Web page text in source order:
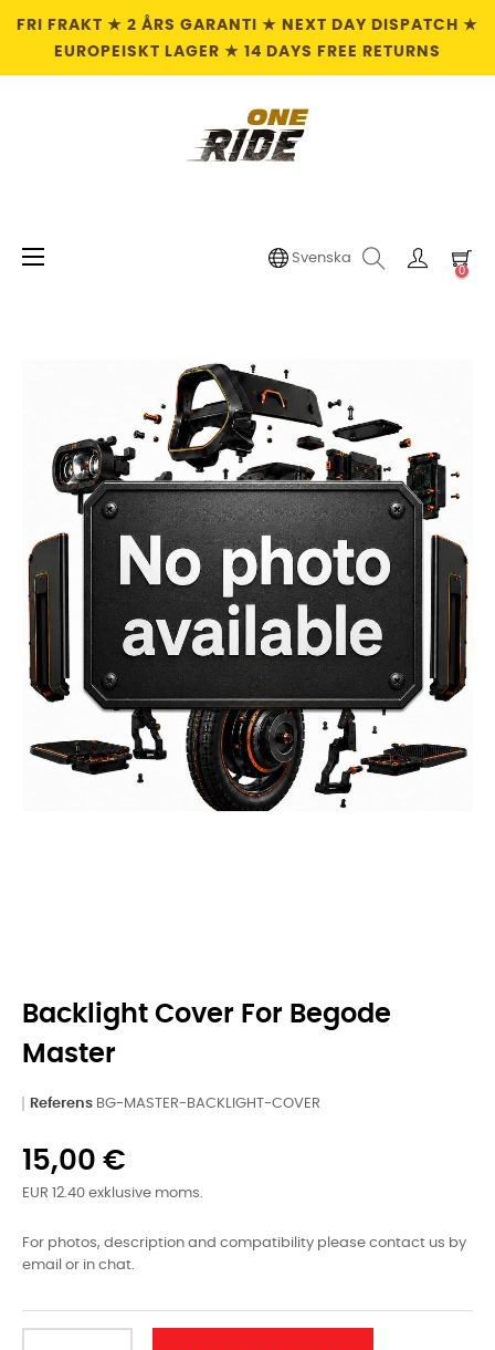
FRI FRAKT ★ 2 ÅRS GARANTI ★ NEXT DAY DISPATCH ★
EUROPEISKT LAGER ★ 14 DAYS FREE RETURNS
Växla
☰ Svenska
0
Backlight Cover For Begode
Master
Referens BG-MASTER-BACKLIGHT-COVER
15,00 €
EUR 12.40 exklusive moms.
For photos, description and compatibility please contact us by
email or in chat.